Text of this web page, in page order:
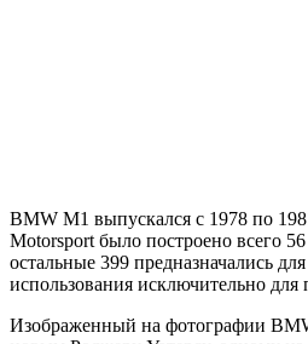
BMW M1 выпускался с 1978 по
Motorsport было построено всего
остальные 399 предназначались
использования исключительно
Изображенный на фотографии